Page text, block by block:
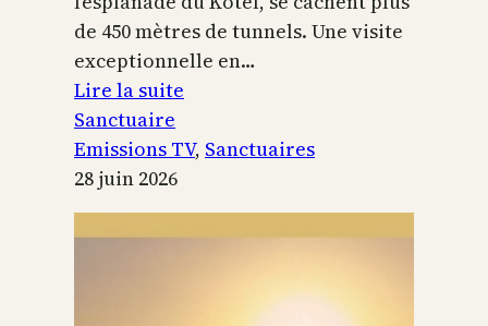
de 450 mètres de tunnels. Une visite
exceptionnelle en…
Lire la suite
Temple
Jérusalem
Sanctuaire
Emissions TV, Sanctuaires
28 juin 2026